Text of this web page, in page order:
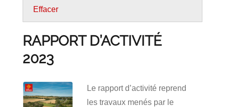
Effacer
RAPPORT D’ACTIVITÉ
2023
Le rapport d’activité reprend
les travaux menés par le